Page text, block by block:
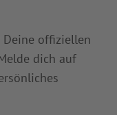
offiziellen
dich auf